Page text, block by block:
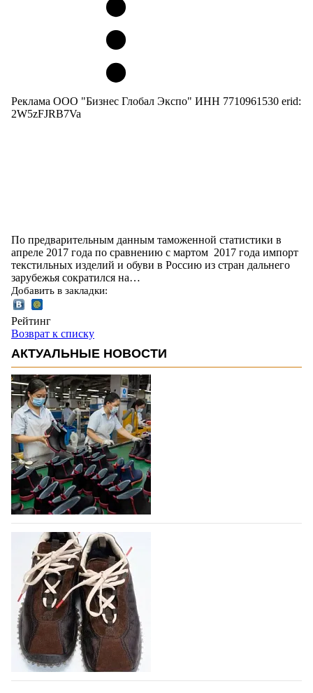
Реклама ООО "Бизнес Глобал Экспо" ИНН 7710961530 erid:
2W5zFJRB7Va
По предварительным данным таможенной статистики в
апреле 2017 года по сравнению с мартом 2017 года импорт
текстильных изделий и обуви в Россию из стран дальнего
зарубежья сократился на…
Добавить в закладки:
Рейтинг
Возврат к списку
АКТУАЛЬНЫЕ НОВОСТИ
Объем мирового производства обуви в
2025 году практически не увеличился
В 2025 году мировое производство обуви
практически не изменилось, зафиксировав
незначительный рост на 0,1% до 24,6 млрд пар, -
данные опубликованы в аналитическом вестнике
«Всемирный ежегодник обуви 2026», Португальской
ассоциацией…